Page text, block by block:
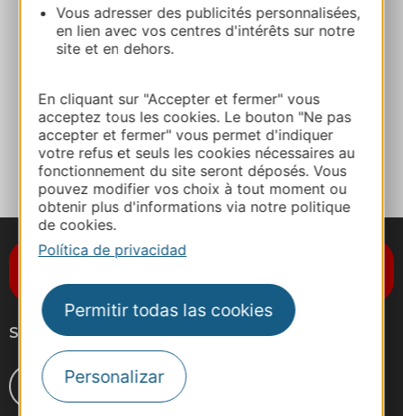
Vous adresser des publicités personnalisées,
en lien avec vos centres d'intérêts sur notre
site et en dehors.
En cliquant sur "Accepter et fermer" vous
acceptez tous les cookies. Le bouton "Ne pas
accepter et fermer" vous permet d'indiquer
votre refus et seuls les cookies nécessaires au
fonctionnement du site seront déposés. Vous
pouvez modifier vos choix à tout moment ou
obtenir plus d'informations via notre politique
de cookies.
Política de privacidad
Permitir todas las cookies
Personalizar
E-mail
A MIS FAVORITOS
Suscríbase al boletín de noticias
Destination Occitanie
Síganos